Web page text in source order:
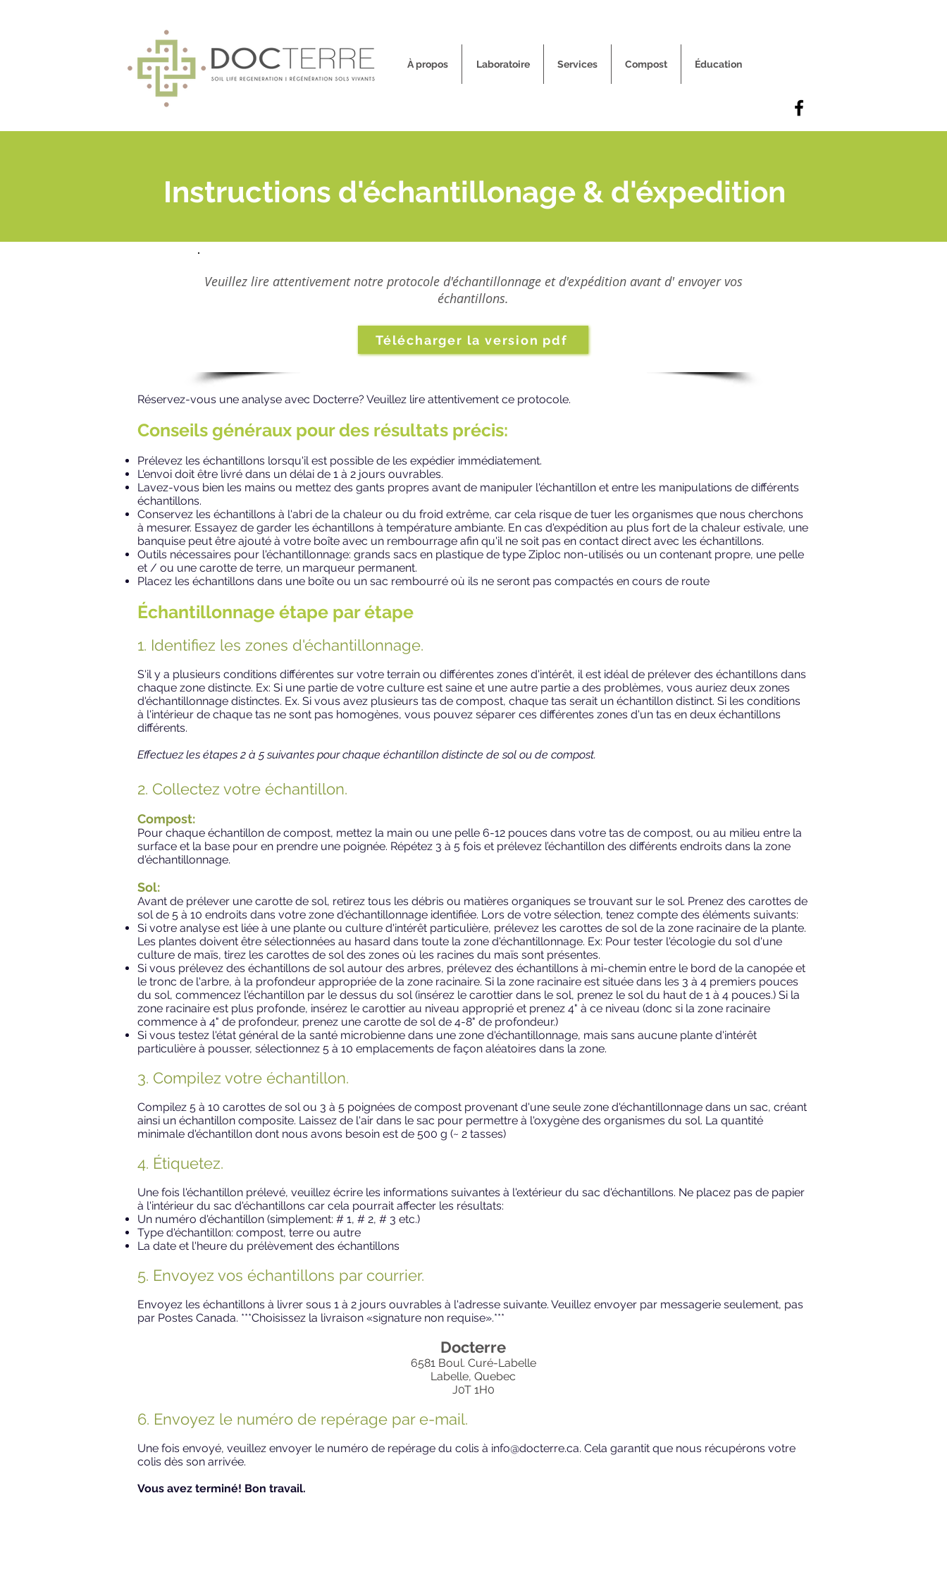
À propos Laboratoire Services Compost Éducation
Instructions d'échantillonage & d'éxpedition
Veuillez lire attentivement notre protocole d'échantillonnage et d'expédition avant d' envoyer vos
échantillons.
Télécharger la version pdf
Réservez-vous une analyse avec Docterre? Veuillez lire attentivement ce protocole.
Conseils généraux pour des résultats précis:
Prélevez les échantillons lorsqu'il est possible de les expédier immédiatement.
L'envoi doit être livré dans un délai de 1 à 2 jours ouvrables.
Lavez-vous bien les mains ou mettez des gants propres avant de manipuler l'échantillon et entre les manipulations de différents
échantillons.
Conservez les échantillons à l'abri de la chaleur ou du froid extrême, car cela risque de tuer les organismes que nous cherchons
à mesurer. Essayez de garder les échantillons à température ambiante. En cas d'expédition au plus fort de la chaleur estivale, une
banquise peut être ajouté à votre boîte avec un rembourrage afin qu'il ne soit pas en contact direct avec les échantillons.
Outils nécessaires pour l'échantillonnage: grands sacs en plastique de type Ziploc non-utilisés ou un contenant propre, une pelle
et / ou une carotte de terre, un marqueur permanent.
Placez les échantillons dans une boîte ou un sac rembourré où ils ne seront pas compactés en cours de route
Échantillonnage étape par étape
1. Identifiez les zones d'échantillonnage.
S'il y a plusieurs conditions différentes sur votre terrain ou différentes zones d'intérêt, il est idéal de prélever des échantillons dans
chaque zone distincte. Ex: Si une partie de votre culture est saine et une autre partie a des problèmes, vous auriez deux zones
d'échantillonnage distinctes. Ex. Si vous avez plusieurs tas de compost, chaque tas serait un échantillon distinct. Si les conditions
à l'intérieur de chaque tas ne sont pas homogènes, vous pouvez séparer ces différentes zones d'un tas en deux échantillons
différents.
Effectuez les étapes 2 à 5 suivantes pour chaque échantillon distincte de sol ou de compost.
2. Collectez votre échantillon.
Compost:
Pour chaque échantillon de compost, mettez la main ou une pelle 6-12 pouces dans votre tas de compost, ou au milieu entre la
surface et la base pour en prendre une poignée. Répétez 3 à 5 fois et prélevez l’échantillon des différents endroits dans la zone
d'échantillonnage.
Sol:
Avant de prélever une carotte de sol, retirez tous les débris ou matières organiques se trouvant sur le sol. Prenez des carottes de
sol de 5 à 10 endroits dans votre zone d'échantillonnage identifiée. Lors de votre sélection, tenez compte des éléments suivants:
Si votre analyse est liée à une plante ou culture d'intérêt particulière, prélevez les carottes de sol de la zone racinaire de la plante.
Les plantes doivent être sélectionnées au hasard dans toute la zone d'échantillonnage. Ex: Pour tester l'écologie du sol d'une
culture de maïs, tirez les carottes de sol des zones où les racines du maïs sont présentes.
Si vous prélevez des échantillons de sol autour des arbres, prélevez des échantillons à mi-chemin entre le bord de la canopée et
le tronc de l'arbre, à la profondeur appropriée de la zone racinaire. Si la zone racinaire est située dans les 3 à 4 premiers pouces
du sol, commencez l'échantillon par le dessus du sol (insérez le carottier dans le sol, prenez le sol du haut de 1 à 4 pouces.) Si la
zone racinaire est plus profonde, insérez le carottier au niveau approprié et prenez 4" à ce niveau (donc si la zone racinaire
commence à 4" de profondeur, prenez une carotte de sol de 4-8" de profondeur.)
Si vous testez l'état général de la santé microbienne dans une zone d'échantillonnage, mais sans aucune plante d'intérêt
particulière à pousser, sélectionnez 5 à 10 emplacements de façon aléatoires dans la zone.
3. Compilez votre échantillon.
Compilez 5 à 10 carottes de sol ou 3 à 5 poignées de compost provenant d'une seule zone d'échantillonnage dans un sac, créant
ainsi un échantillon composite. Laissez de l'air dans le sac pour permettre à l'oxygène des organismes du sol. La quantité
minimale d'échantillon dont nous avons besoin est de 500 g (~ 2 tasses)
4. Étiquetez.
Une fois l'échantillon prélevé, veuillez écrire les informations suivantes à l'extérieur du sac d'échantillons. Ne placez pas de papier
à l'intérieur du sac d'échantillons car cela pourrait affecter les résultats:
Un numéro d'échantillon (simplement: # 1, # 2, # 3 etc.)
Type d'échantillon: compost, terre ou autre
La date et l'heure du prélèvement des échantillons
5. Envoyez vos échantillons par courrier.
Envoyez les échantillons à livrer sous 1 à 2 jours ouvrables à l'adresse suivante. Veuillez envoyer par messagerie seulement, pas
par Postes Canada. ***Choisissez la livraison «signature non requise».***
Docterre
6581 Boul. Curé-Labelle
Labelle, Quebec
J0T 1H0
6. Envoyez le numéro de repérage par e-mail.
Une fois envoyé, veuillez envoyer le numéro de repérage du colis à info@docterre.ca. Cela garantit que nous récupérons votre
colis dès son arrivée.
Vous avez terminé! Bon travail.